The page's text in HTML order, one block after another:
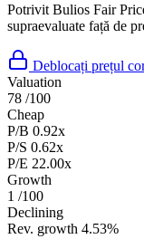
Potrivit Bulios Fair
supraevaluate față de
Deblocați prețul
Valuation
78 /100
Cheap
P/B 0.92x
P/S 0.62x
P/E 22.00x
Growth
1 /100
Declining
Rev. growth 4.53%